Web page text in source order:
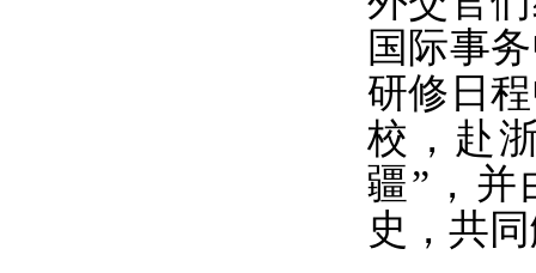
国际事
研修日
校，赴
疆”，并
史，共